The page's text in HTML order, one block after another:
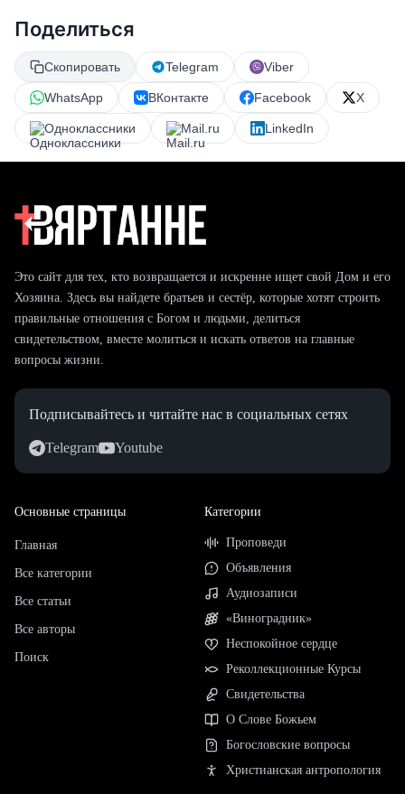
Поделиться
Скопировать Telegram Viber
WhatsApp ВКонтакте Facebook X
Одноклассники Mail.ru LinkedIn
Это сайт для тех, кто возвращается и искренне ищет свой Дом и его
Хозяина. Здесь вы найдете братьев и сестёр, которые хотят строить
правильные отношения с Богом и людьми, делиться
свидетельством, вместе молиться и искать ответов на главные
вопросы жизни.
Подписывайтесь и читайте нас в социальных сетях
Telegram Youtube
Основные страницы
Главная
Все категории
Все статьи
Все авторы
Поиск
Категории
Проповеди
Объявления
Аудиозаписи
«Виноградник»
Неспокойное сердце
Реколлекционные Курсы
Свидетельства
О Слове Божьем
Богословские вопросы
Христианская антропология